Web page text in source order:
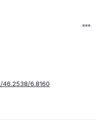
6.8160